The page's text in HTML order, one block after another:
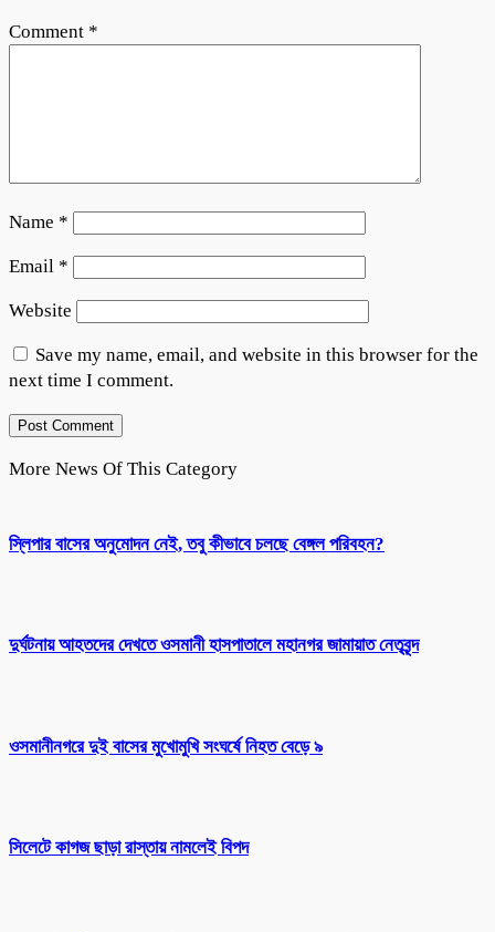
Comment *
Name *
Email *
Website
Save my name, email, and website in this browser for the
next time I comment.
More News Of This Category
স্লিপার বাসের অনুমোদন নেই, তবু কীভাবে চলছে বেঙ্গল পরিবহন?
দুর্ঘটনায় আহতদের দেখতে ওসমানী হাসপাতালে মহানগর জামায়াত নেতৃবৃন্দ
ওসমানীনগরে দুই বাসের মুখোমুখি সংঘর্ষে নিহত বেড়ে ৯
সিলেটে কাগজ ছাড়া রাস্তায় নামলেই বিপদ